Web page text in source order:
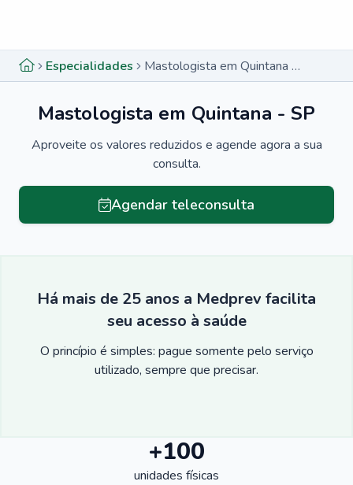
Especialidades Mastologista em Quintana - SP
Mastologista em Quintana - SP
Aproveite os valores reduzidos e agende agora a sua
consulta.
Agendar teleconsulta
Há mais de 25 anos a Medprev facilita
seu acesso à saúde
O princípio é simples: pague somente pelo serviço
utilizado, sempre que precisar.
+100
unidades físicas